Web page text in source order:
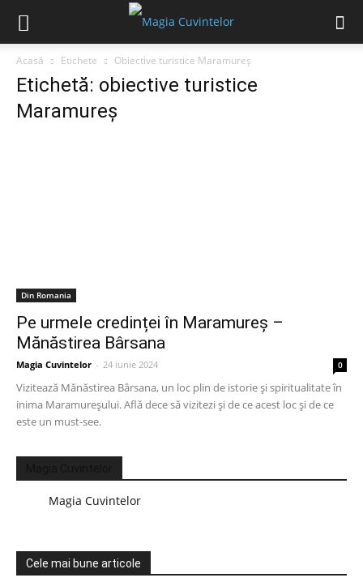
Acasă Etichete Obiective turistice Maramureș
Etichetă: obiective turistice
Maramureș
Din Romania
Pe urmele credinței în Maramureș –
Mănăstirea Bârsana
Magia Cuvintelor - 24 iunie 2024 0
Vizitează Mănăstirea Bârsana, un loc plin de istorie și spiritualitate în
inima Maramureșului. Află dece să vizitezi și de ce acest loc și de ce
este un must-see.
Magia Cuvintelor
Cele mai bune articole